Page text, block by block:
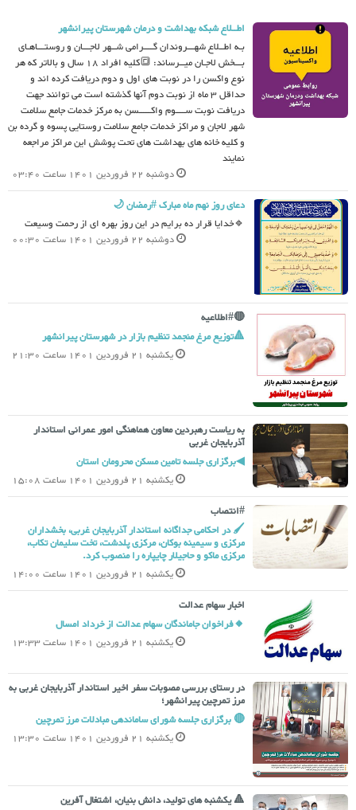
اطــلاع شبکه بهداشت و درمان شهرستان پیرانشهر
بـه اطــلاع شهـــروندان گــــرامی شــهر لاجـــان و روستـــاهـای
بـــخش لاجـان میــرساند: 🔳کلیه افراد 18 سال و بالاتر که هر
نوع واکسن را در نوبت های اول و دوم دریافت کرده اند و
حداقل 3 ماه از نوبت دوم آنها گذشته است می توانند جهت
دریافت نوبت ســــوم واکـــــسن به مرکز خدمات جامع سلامت
شهر لاجان و مراکز خدمات جامع سلامت روستایی پسوه و گرده بن
و کلیه خانه های بهداشت های تحت پوشش این مراکز مراجعه
نمایند
دوشنبه 22 فروردین 1401 ساعت 03:40
دعای روز نهم ماه مبارک #رمضان 🌙
🔹خدایا قرار ده برایم در این روز بهره اى از رحمت وسیعت
دوشنبه 22 فروردین 1401 ساعت 00:30
🔴#اطلاعیه
🔺توزیع مرغ منجمد تنظیم بازار در شهرستان پیرانشهر
یکشنبه 21 فروردین 1401 ساعت 21:30
به ریاست رهبردین معاون هماهنگی امور عمرانی استاندار
آذربایجان غربی
◀برگزاری جلسه تامین مسکن محرومان استان
یکشنبه 21 فروردین 1401 ساعت 15:08
#انتصاب
🖌 در احکامی جداگانه استاندار آذربایجان غربی، بخشداران
مرکزی و سیمینه بوکان، مرکزی پلدشت، تخت سلیمان تکاب،
مرکزی ماکو و حاجیلار چایپاره را منصوب کرد.
یکشنبه 21 فروردین 1401 ساعت 14:00
اخبار سهام عدالت
🔸فراخوان جاماندگان سهام عدالت از خرداد امسال
یکشنبه 21 فروردین 1401 ساعت 13:33
در رستای بررسی مصوبات سفر اخیر استاندار آذربایجان غربی به
مرز تمرچین پیرانشهر؛
🔴 برگزاری جلسه شورای ساماندهی مبادلات مرز تمرچین
یکشنبه 21 فروردین 1401 ساعت 13:30
🔺 یکشنبه های تولید، دانش بنیان، اشتغال آفرین